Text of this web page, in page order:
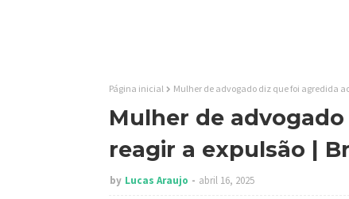
Página inicial Mulher de advogado diz que foi agredida
Mulher de
reagir a expulsão |
by Lucas Araujo abril 16, 2025